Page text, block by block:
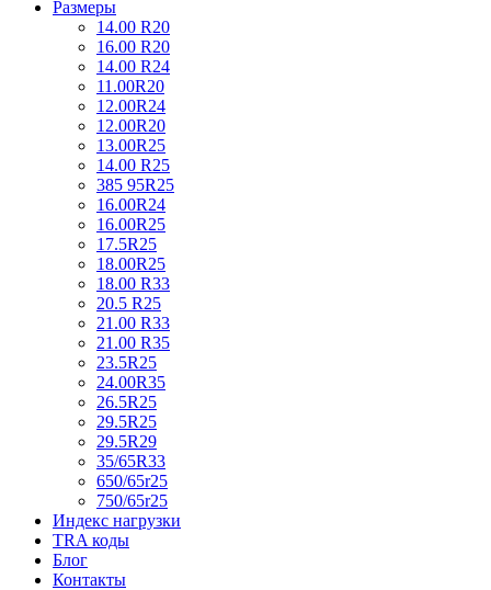
Размеры
14.00 R20
16.00 R20
14.00 R24
11.00R20
12.00R24
12.00R20
13.00R25
14.00 R25
385 95R25
16.00R24
16.00R25
17.5R25
18.00R25
18.00 R33
20.5 R25
21.00 R33
21.00 R35
23.5R25
24.00R35
26.5R25
29.5R25
29.5R29
35/65R33
650/65r25
750/65r25
Индекс нагрузки
TRA коды
Блог
Контакты